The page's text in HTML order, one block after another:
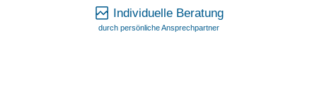
Individuelle Beratung
durch persönliche Ansprechpartner